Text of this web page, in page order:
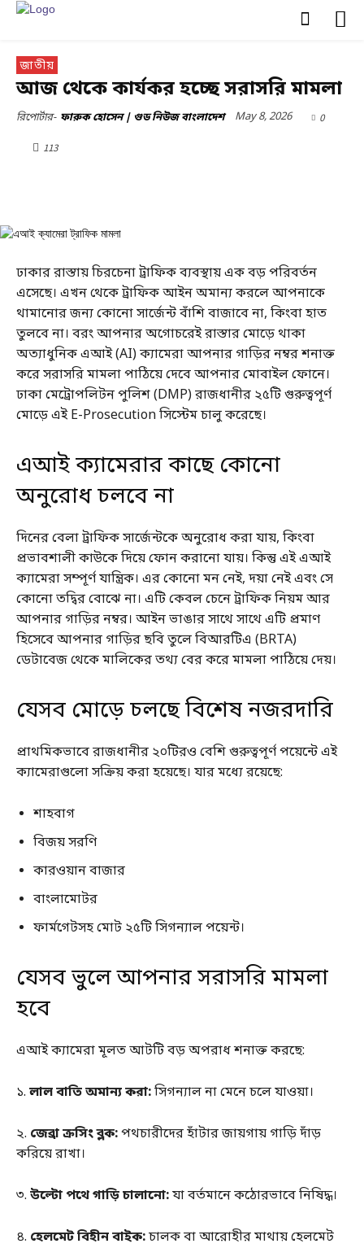
জাতীয়
আজ থেকে কার্যকর হচ্ছে সরাসরি মামলা
রিপোর্টার- ফারুক হোসেন | গুড নিউজ বাংলাদেশ May 8, 2026 0
113
ঢাকার রাস্তায় চিরচেনা ট্রাফিক ব্যবস্থায় এক বড় পরিবর্তন
এসেছে। এখন থেকে ট্রাফিক আইন অমান্য করলে আপনাকে
থামানোর জন্য কোনো সার্জেন্ট বাঁশি বাজাবে না, কিংবা হাত
তুলবে না। বরং আপনার অগোচরেই রাস্তার মোড়ে থাকা
অত্যাধুনিক এআই (AI) ক্যামেরা আপনার গাড়ির নম্বর শনাক্ত
করে সরাসরি মামলা পাঠিয়ে দেবে আপনার মোবাইল ফোনে।
ঢাকা মেট্রোপলিটন পুলিশ (DMP) রাজধানীর ২৫টি গুরুত্বপূর্ণ
মোড়ে এই E-Prosecution সিস্টেম চালু করেছে।
এআই ক্যামেরার কাছে কোনো
অনুরোধ চলবে না
দিনের বেলা ট্রাফিক সার্জেন্টকে অনুরোধ করা যায়, কিংবা
প্রভাবশালী কাউকে দিয়ে ফোন করানো যায়। কিন্তু এই এআই
ক্যামেরা সম্পূর্ণ যান্ত্রিক। এর কোনো মন নেই, দয়া নেই এবং সে
কোনো তদ্বির বোঝে না। এটি কেবল চেনে ট্রাফিক নিয়ম আর
আপনার গাড়ির নম্বর। আইন ভাঙার সাথে সাথে এটি প্রমাণ
হিসেবে আপনার গাড়ির ছবি তুলে বিআরটিএ (BRTA)
ডেটাবেজ থেকে মালিকের তথ্য বের করে মামলা পাঠিয়ে দেয়।
যেসব মোড়ে চলছে বিশেষ নজরদারি
প্রাথমিকভাবে রাজধানীর ২০টিরও বেশি গুরুত্বপূর্ণ পয়েন্টে এই
ক্যামেরাগুলো সক্রিয় করা হয়েছে। যার মধ্যে রয়েছে:
শাহবাগ
বিজয় সরণি
কারওয়ান বাজার
বাংলামোটর
ফার্মগেটসহ মোট ২৫টি সিগন্যাল পয়েন্ট।
যেসব ভুলে আপনার সরাসরি মামলা
হবে
এআই ক্যামেরা মূলত আটটি বড় অপরাধ শনাক্ত করছে:
১. লাল বাতি অমান্য করা:সিগন্যাল না মেনে চলে যাওয়া।
২. জেব্রা ক্রসিং ব্লক:পথচারীদের হাঁটার জায়গায় গাড়ি দাঁড়
করিয়ে রাখা।
৩. উল্টো পথে গাড়ি চালানো:যা বর্তমানে কঠোরভাবে নিষিদ্ধ।
৪. হেলমেট বিহীন বাইক:চালক বা আরোহীর মাথায় হেলমেট